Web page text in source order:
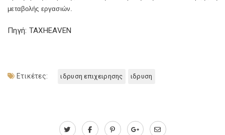
μεταβολής εργασιών.
Πηγή: TAXHEAVEN
Ετικέτες: ιδρυση επιχειρησης ιδρυση